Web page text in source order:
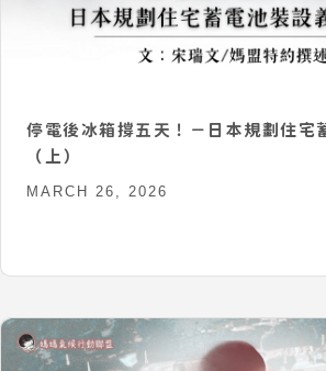
停電後冰箱撐五天！－日本規劃住宅
（上）
MARCH 26, 2026